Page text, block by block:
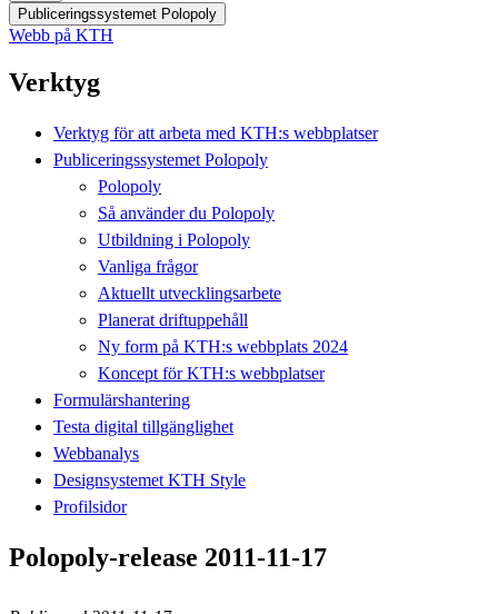
Publiceringssystemet Polopoly
Webb på KTH
Verktyg
Verktyg för att arbeta med KTH:s webbplatser
Publiceringssystemet Polopoly
Polopoly
Så använder du Polopoly
Utbildning i Polopoly
Vanliga frågor
Aktuellt utvecklingsarbete
Planerat driftuppehåll
Ny form på KTH:s webbplats 2024
Koncept för KTH:s webbplatser
Formulärshantering
Testa digital tillgänglighet
Webbanalys
Designsystemet KTH Style
Profilsidor
Polopoly-release 2011-11-17